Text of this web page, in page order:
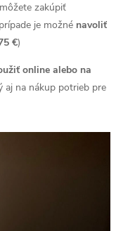
zakúpiť
je možné navoliť
€)
online alebo na
aj na nákup potrieb pre